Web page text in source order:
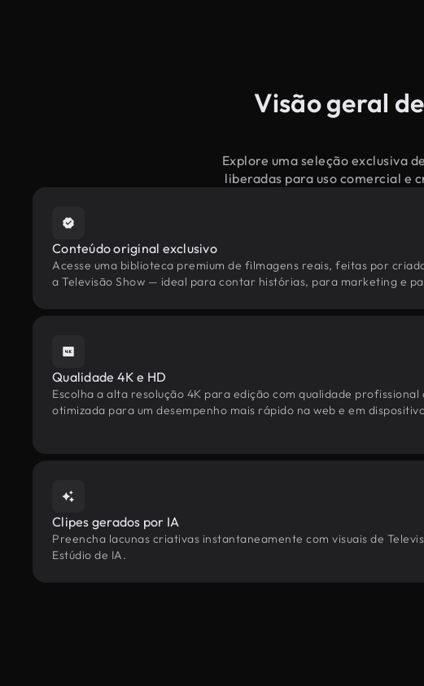
Visão geral
Explore uma seleção exclusiva
liberadas para uso comercial e
Conteúdo original exclusivo
Acesse uma biblioteca premium de filmagens reais, feitas por
a Televisão Show — ideal para contar histórias, para marketing e
Qualidade 4K e HD
Escolha a alta resolução 4K para edição com qualidade profissional
otimizada para um desempenho mais rápido na web e em
Clipes gerados por IA
Preencha lacunas criativas instantaneamente com visuais de
Estúdio de IA.